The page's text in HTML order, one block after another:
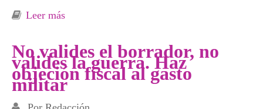
Leer más
No valides el borrador, no
valides la guerra. Haz
objeción fiscal al gasto
militar